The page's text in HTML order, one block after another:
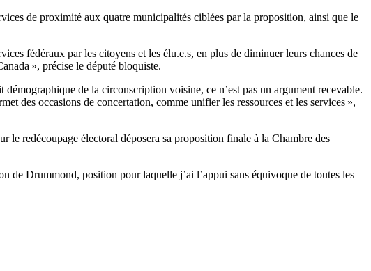
de proximité aux quatre municipalités ciblées par la proposition, ainsi que le
fédéraux par les citoyens et les élu.e.s, en plus de diminuer leurs chances de
», précise le député bloquiste.
de la circonscription voisine, ce n’est pas un argument recevable.
des occasions de concertation, comme unifier les ressources et les services »,
le redécoupage électoral déposera sa proposition finale à la Chambre des
de Drummond, position pour laquelle j’ai l’appui sans équivoque de toutes les